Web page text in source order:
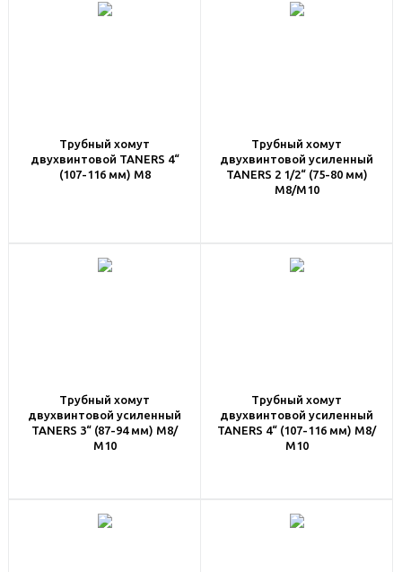
Трубный хомут
двухвинтовой TANERS 4“
(107-116 мм) M8
Трубный хомут
двухвинтовой усиленный
TANERS 2 1/2“ (75-80 мм)
M8/М10
Трубный хомут
двухвинтовой усиленный
TANERS 3“ (87-94 мм) M8/
М10
Трубный хомут
двухвинтовой усиленный
TANERS 4“ (107-116 мм) M8/
М10